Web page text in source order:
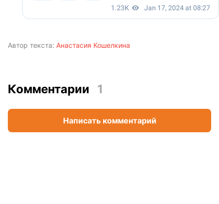
Автор текста: Анастасия Кошелкина
Комментарии 1
Написать комментарий